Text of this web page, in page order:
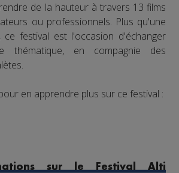
de la hauteur à travers 13 films
ou professionnels. Plus qu'une
ce festival est l'occasion d'échanger
thématique, en compagnie des
en apprendre plus sur ce festival :
sur le Festival Alti